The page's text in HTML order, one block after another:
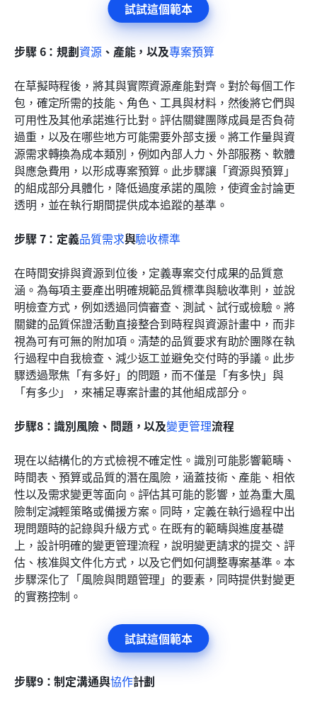
試試這個範本
步驟 6：規劃資源、產能，以及專案預算
在草擬時程後，將其與實際資源產能對齊。對於每個工作
包，確定所需的技能、角色、工具與材料，然後將它們與
可用性及其他承諾進行比對。評估關鍵團隊成員是否負荷
過重，以及在哪些地方可能需要外部支援。將工作量與資
源需求轉換為成本類別，例如內部人力、外部服務、軟體
與應急費用，以形成專案預算。此步驟讓「資源與預算」
的組成部分具體化，降低過度承諾的風險，使資金討論更
透明，並在執行期間提供成本追蹤的基準。
步驟 7：定義品質需求與驗收標準
在時間安排與資源到位後，定義專案交付成果的品質意
涵。為每項主要產出明確規範品質標準與驗收準則，並說
明檢查方式，例如透過同儕審查、測試、試行或檢驗。將
關鍵的品質保證活動直接整合到時程與資源計畫中，而非
視為可有可無的附加項。清楚的品質要求有助於團隊在執
行過程中自我檢查、減少返工並避免交付時的爭議。此步
驟透過聚焦「有多好」的問題，而不僅是「有多快」與
「有多少」，來補足專案計畫的其他組成部分。
步驟8：識別風險、問題，以及變更管理流程
現在以結構化的方式檢視不確定性。識別可能影響範疇、
時間表、預算或品質的潛在風險，涵蓋技術、產能、相依
性以及需求變更等面向。評估其可能的影響，並為重大風
險制定減輕策略或備援方案。同時，定義在執行過程中出
現問題時的記錄與升級方式。在既有的範疇與進度基礎
上，設計明確的變更管理流程，說明變更請求的提交、評
估、核准與文件化方式，以及它們如何調整專案基準。本
步驟深化了「風險與問題管理」的要素，同時提供對變更
的實務控制。
試試這個範本
步驟9：制定溝通與協作計劃